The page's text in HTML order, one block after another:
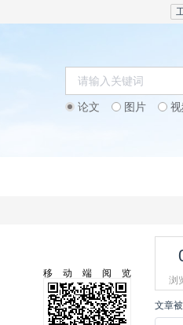
论文 图片
移动端阅览
浏
文章